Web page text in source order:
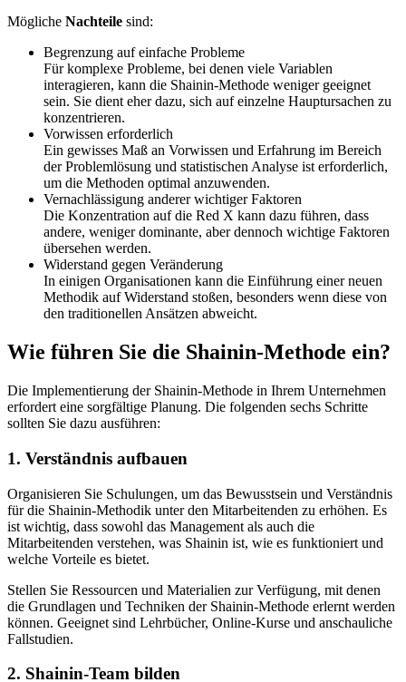
Mögliche Nachteile sind:
Begrenzung auf einfache Probleme
Für komplexe Probleme, bei denen viele Variablen
interagieren, kann die Shainin-Methode weniger geeignet
sein. Sie dient eher dazu, sich auf einzelne Hauptursachen zu
konzentrieren.
Vorwissen erforderlich
Ein gewisses Maß an Vorwissen und Erfahrung im Bereich
der Problemlösung und statistischen Analyse ist erforderlich,
um die Methoden optimal anzuwenden.
Vernachlässigung anderer wichtiger Faktoren
Die Konzentration auf die Red X kann dazu führen, dass
andere, weniger dominante, aber dennoch wichtige Faktoren
übersehen werden.
Widerstand gegen Veränderung
In einigen Organisationen kann die Einführung einer neuen
Methodik auf Widerstand stoßen, besonders wenn diese von
den traditionellen Ansätzen abweicht.
Wie führen Sie die Shainin-Methode ein?
Die Implementierung der Shainin-Methode in Ihrem Unternehmen
erfordert eine sorgfältige Planung. Die folgenden sechs Schritte
sollten Sie dazu ausführen:
1. Verständnis aufbauen
Organisieren Sie Schulungen, um das Bewusstsein und Verständnis
für die Shainin-Methodik unter den Mitarbeitenden zu erhöhen. Es
ist wichtig, dass sowohl das Management als auch die
Mitarbeitenden verstehen, was Shainin ist, wie es funktioniert und
welche Vorteile es bietet.
Stellen Sie Ressourcen und Materialien zur Verfügung, mit denen
die Grundlagen und Techniken der Shainin-Methode erlernt werden
können. Geeignet sind Lehrbücher, Online-Kurse und anschauliche
Fallstudien.
2. Shainin-Team bilden